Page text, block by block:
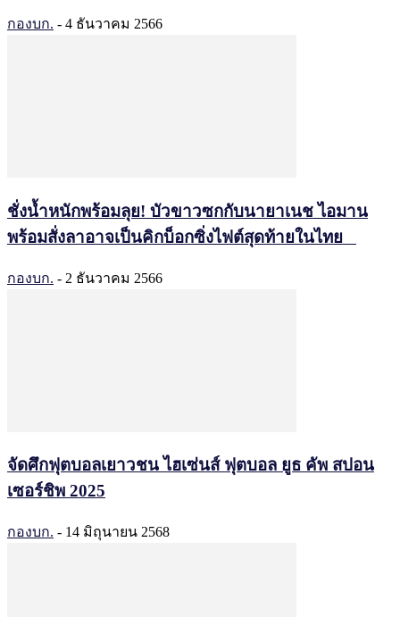
กองบก. - 4 ธันวาคม 2566
ชั่งน้ำหนักพร้อมลุย! บัวขาวซกกับนายาเนช ไอมาน
พร้อมสั่งลาอาจเป็นคิกบ็อกซิ่งไฟต์สุดท้ายในไทย
กองบก. - 2 ธันวาคม 2566
จัดศึกฟุตบอลเยาวชน ไฮเซ่นส์ ฟุตบอล ยูธ คัพ สปอน
เซอร์ชิพ 2025
กองบก. - 14 มิถุนายน 2568